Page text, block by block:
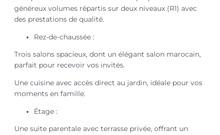
généreux volumes répartis sur deux niveaux (R1) avec
des prestations de qualité.
Rez-de-chaussée :
Trois salons spacieux, dont un élégant salon marocain,
parfait pour recevoir vos invités.
Une cuisine avec accès direct au jardin, idéale pour vos
moments en famille.
Étage :
Une suite parentale avec terrasse privée, offrant un